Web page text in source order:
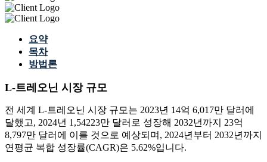
요약
목차
방법론
L-트레오닌 시장 규모
전 세계 L-트레오닌 시장 규모는 2023년 14억 6,017만 달러에
달했고, 2024년 1,54223만 달러로 성장해 2032년까지 23억
8,797만 달러에 이를 것으로 예상되며, 2024년부터 2032년까지
연평균 복합 성장률(CAGR)은 5.62%입니다.